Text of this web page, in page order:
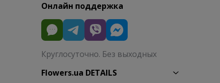
Онлайн поддержка
Круглосуточно. Без выходных
Flowers.ua DETAILS